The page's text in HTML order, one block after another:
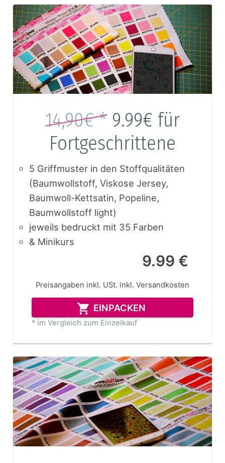
14,90€ * 9.99€ für
Fortgeschrittene
5 Griffmuster in den Stoffqualitäten
(Baumwollstoff, Viskose Jersey,
Baumwoll-Kettsatin, Popeline,
Baumwollstoff light)
jeweils bedruckt mit 35 Farben
& Minikurs
9.99 €
Preisangaben inkl. USt. inkl. Versandkosten
EINPACKEN
* im Vergleich zum Einzelkauf